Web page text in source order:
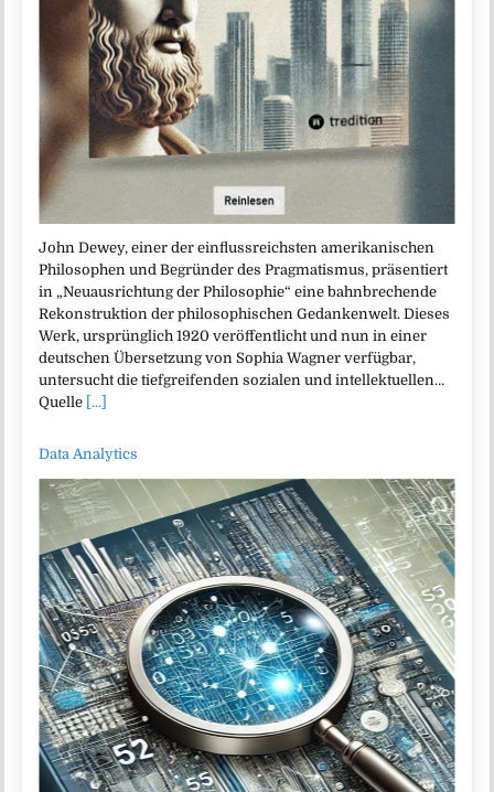
John Dewey, einer der einflussreichsten amerikanischen
Philosophen und Begründer des Pragmatismus, präsentiert
in „Neuausrichtung der Philosophie“ eine bahnbrechende
Rekonstruktion der philosophischen Gedankenwelt. Dieses
Werk, ursprünglich 1920 veröffentlicht und nun in einer
deutschen Übersetzung von Sophia Wagner verfügbar,
untersucht die tiefgreifenden sozialen und intellektuellen…
Quelle [...]
Data Analytics